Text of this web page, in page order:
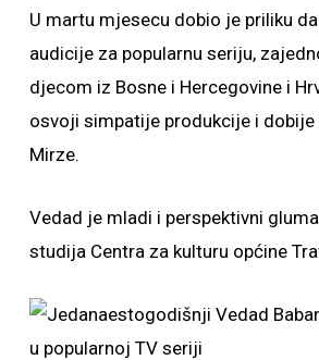
U martu mjesecu dobio je priliku
audicije za popularnu seriju,
djecom iz Bosne i Hercegovine i
osvoji simpatije produkcije i dobije
Mirze.
Vedad je mladi i perspektivni
studija Centra za kulturu općine